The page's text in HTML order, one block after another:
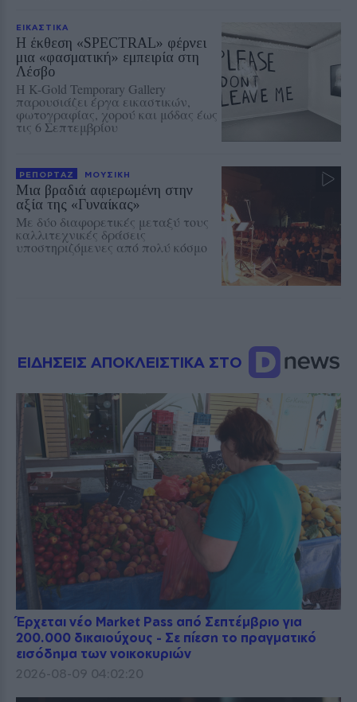
ΕΙΚΑΣΤΙΚΑ
Η έκθεση «SPECTRAL» φέρνει
μια «φασματική» εμπειρία στη
Λέσβο
Η K-Gold Temporary Gallery
παρουσιάζει έργα εικαστικών,
φωτογραφίας, χορού και μόδας έως
τις 6 Σεπτεμβρίου
ΡΕΠΟΡΤΑΖ ΜΟΥΣΙΚΗ
Μια βραδιά αφιερωμένη στην
αξία της «Γυναίκας»
Με δύο διαφορετικές μεταξύ τους
καλλιτεχνικές δράσεις
υποστηριζόμενες από πολύ κόσμο
ΕΙΔΗΣΕΙΣ ΑΠΟΚΛΕΙΣΤΙΚΑ ΣΤΟ
Έρχεται νέο Market Pass από Σεπτέμβριο για
200.000 δικαιούχους - Σε πίεση το πραγματικό
εισόδημα των νοικοκυριών
2026-08-09 04:02:20